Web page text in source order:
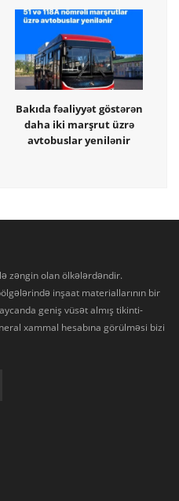
Bakıda fəaliyyət göstərən
daha iki marşrut üzrə
avtobuslar yenilənir
zəngin olan ölkələrdəndir.
inşaat materiallarının bir
geniş vüsət almış tikinti-
xammal hesabına görülməsi bizi